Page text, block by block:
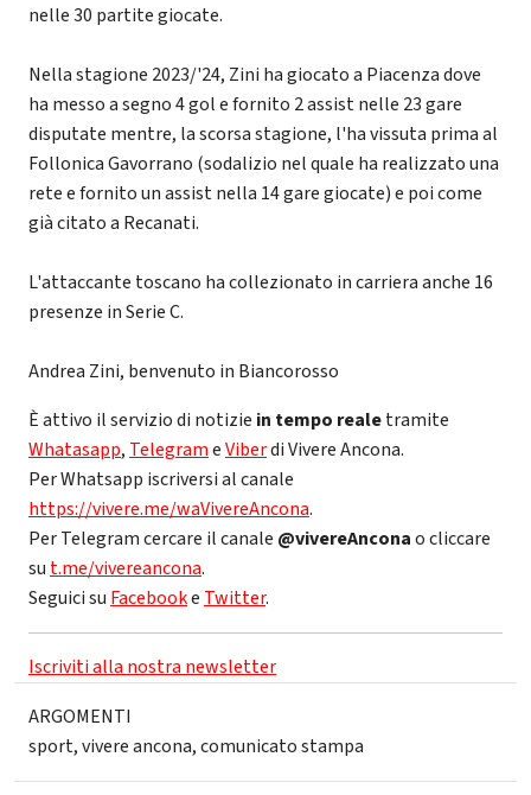
nelle 30 partite giocate.
Nella stagione 2023/'24, Zini ha giocato a Piacenza dove
ha messo a segno 4 gol e fornito 2 assist nelle 23 gare
disputate mentre, la scorsa stagione, l'ha vissuta prima al
Follonica Gavorrano (sodalizio nel quale ha realizzato una
rete e fornito un assist nella 14 gare giocate) e poi come
già citato a Recanati.
L'attaccante toscano ha collezionato in carriera anche 16
presenze in Serie C.
Andrea Zini, benvenuto in Biancorosso
È attivo il servizio di notizie in tempo realetramite
Whatasapp, TelegrameViberdi Vivere Ancona.
Per Whatsapp iscriversi al canale
https://vivere.me/waVivereAncona.
Per Telegram cercare il canale @vivereAnconao cliccare
su t.me/vivereancona.
Seguici su Facebooke Twitter.
Iscriviti alla nostra newsletter
ARGOMENTI
sport,vivere ancona,comunicato stampa